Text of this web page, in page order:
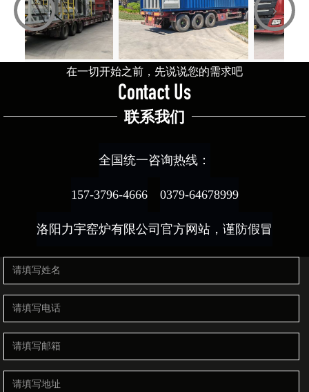
‹ ›
在一切开始之前，先说说您的需求吧
Contact Us
联系我们
全国统一咨询热线：
157-3796-4666 0379-64678999
洛阳力宇窑炉有限公司官方网站，谨防假冒